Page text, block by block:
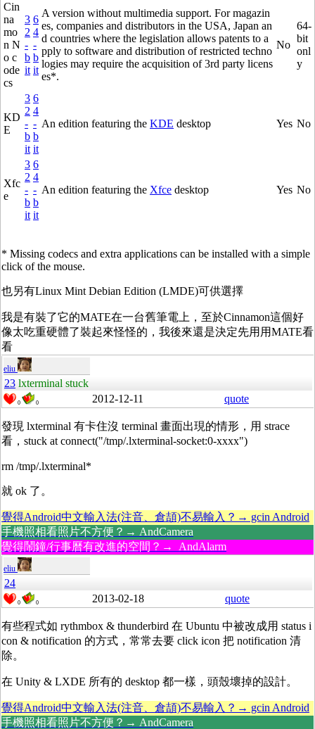
Cin
na
mo
n N
o c
ode
cs
3
2
-
b
it
6
4
-
b
it
A version without multimedia support. For magazin
es, companies and distributors in the USA, Japan an
d countries where the legislation allows patents to a
pply to software and distribution of restricted techno
logies may require the acquisition of 3rd party licens
es*.
No
64-
bit
onl
y
KD
E
3
2
-
b
it
6
4
-
b
it
An edition featuring the KDE desktop Yes No
Xfc
e
3
2
-
b
it
6
4
-
b
it
An edition featuring the Xfce desktop Yes No
* Missing codecs and extra applications can be installed with a simple
click of the mouse.
也另有Linux Mint Debian Edition (LMDE)可供選擇
我是有裝了它的MATE在一台舊筆電上，至於Cinnamon這個好
像太吃重硬體了裝起來怪怪的，我後來還是決定先用用MATE看
看
eliu
23 lxterminal stuck
0 0 2012-12-11 quote
發現 lxterminal 有卡住沒 terminal 畫面出現的情形，用 strace
看，stuck at connect("/tmp/.lxterminal-socket:0-xxxx")
rm /tmp/.lxterminal*
就 ok 了。
覺得Android中文輸入法(注音、倉頡)不易輸入？→ gcin Android
手機照相看照片不方便？→ AndCamera
覺得鬧鐘/行事曆有改進的空間？→ AndAlarm
eliu
24
0 0 2013-02-18 quote
有些程式如 rythmbox & thunderbird 在 Ubuntu 中被改成用 status i
con & notification 的方式，常常去要 click icon 把 notification 清
除。
在 Unity & LXDE 所有的 desktop 都一樣，頭殼壞掉的設計。
覺得Android中文輸入法(注音、倉頡)不易輸入？→ gcin Android
手機照相看照片不方便？→ AndCamera